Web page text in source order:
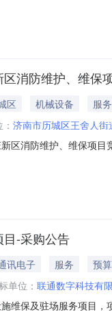
新储甸尾公司消防维
消防维护、维保
区 机械设备
服务
济南市历城区王舍人
区消防维护、维保项
目基本情况项目编号
-采购公告
讯电子 服务
预
单位： 联通数字科技有
维保及驻场服务项目